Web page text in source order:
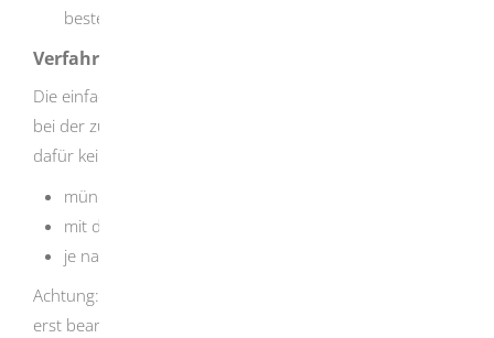
bestehen.
Verfahrensablauf
Die einfache Auskunft aus dem Melderegister müssen Sie
bei der zuständigen Stelle beantragen. Sie benötigen
dafür kein Formular. Sie können den Antrag
mündlich in der Behörde stellen,
mit der Post oder durch E-Mail übermitteln oder
je nach Angebot der Gemeinde auch online stellen.
Achtung: Bei manchen Meldebehörden wird Ihr Antrag
erst bearbeitet, wenn Sie die Gebühr bezahlt haben.